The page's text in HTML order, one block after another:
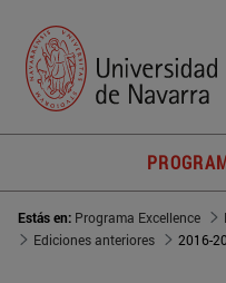
Estás en: Programa Excellence
Ediciones anteriores
2016-